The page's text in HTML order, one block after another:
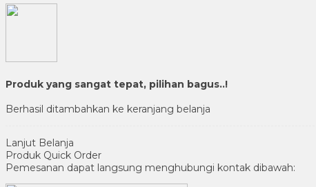
Produk yang sangat tepat, pilihan bagus..!
Berhasil ditambahkan ke keranjang belanja
Lanjut Belanja
Produk Quick Order
Pemesanan dapat langsung menghubungi kontak dibawah: